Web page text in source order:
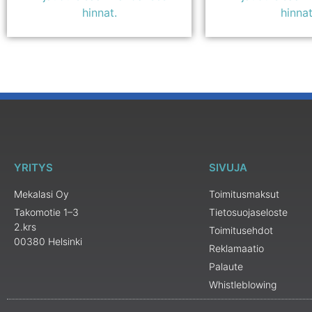
hinnat.
YRITYS
Mekalasi Oy
Takomotie 1–3
2.krs
00380 Helsinki
SIVUJA
Toimitusmaksut
Tietosuojaseloste
Toimitusehdot
Reklamaatio
Palaute
Whistleblowing